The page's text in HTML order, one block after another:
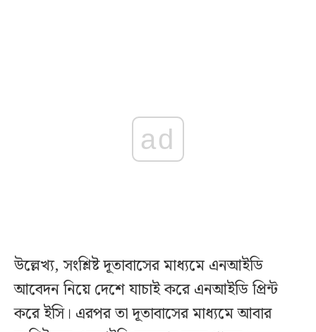
ad
উল্লেখ্য, সংশ্লিষ্ট দূতাবাসের মাধ্যমে এনআইডি
আবেদন নিয়ে দেশে যাচাই করে এনআইডি প্রিন্ট
করে ইসি। এরপর তা দূতাবাসের মাধ্যমে আবার